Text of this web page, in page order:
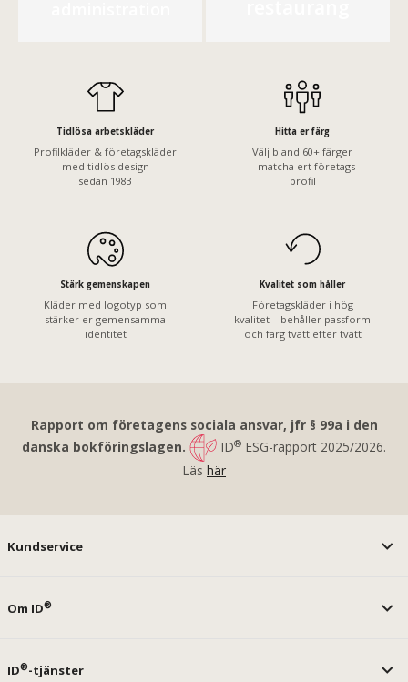
Tidlösa arbetskläder
Profilkläder & företagskläder
med tidlös design
sedan 1983
Hitta er färg
Välj bland 60+ färger
– matcha ert företags
profil
Stärk gemenskapen
Kläder med logotyp som
stärker er gemensamma
identitet
Kvalitet som håller
Företagskläder i hög
kvalitet – behåller passform
och färg tvätt efter tvätt
Rapport om företagens sociala ansvar, jfr § 99a i den
danska bokföringslagen.
ID® ESG-rapport 2025/2026.
Läs här
Kundservice
Om ID®
ID®-tjänster